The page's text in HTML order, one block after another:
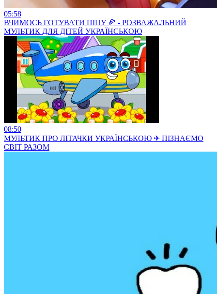
05:58
ВЧИМОСЬ ГОТУВАТИ ПІЦУ 🍕 - РОЗВАЖАЛЬНИЙ
МУЛЬТИК ДЛЯ ДІТЕЙ УКРАЇНСЬКОЮ
08:50
МУЛЬТИК ПРО ЛІТАЧКИ УКРАЇНСЬКОЮ ✈ ПІЗНАЄМО
СВІТ РАЗОМ